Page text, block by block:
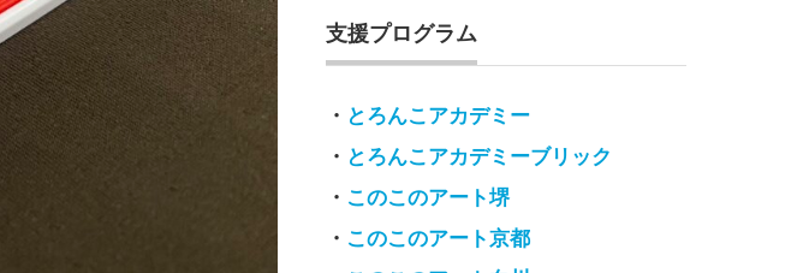
支援プログラム
・ とろんこアカデミー
・ とろんこアカデミーブリック
・ このこのアート堺
・ このこのアート京都